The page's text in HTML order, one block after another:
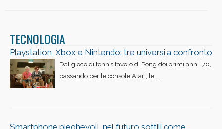
TECNOLOGIA
Playstation, Xbox e Nintendo: tre universi a confronto
Dal gioco di tennis tavolo di Pong dei primi anni ’70,
passando per le console Atari, le ...
Smartphone pieghevoli, nel futuro sottili come